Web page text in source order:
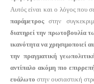
Αυτός είναι και ο λόγος που
παράμετροςστην
διατηρεί την πρωτοβουλία
ικανότητα να χρησιμοποιεί
την πραγματική
αντίπαλο ακόμη πιο
ευάλωτο στην ουσιαστική